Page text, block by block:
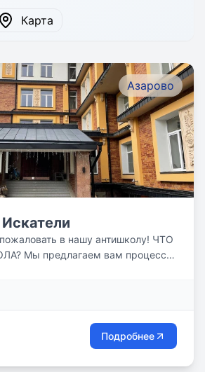
Карта
Азарово
в нашу антишколу! ЧТО
Мы предлагаем вам процесс
Подробнее